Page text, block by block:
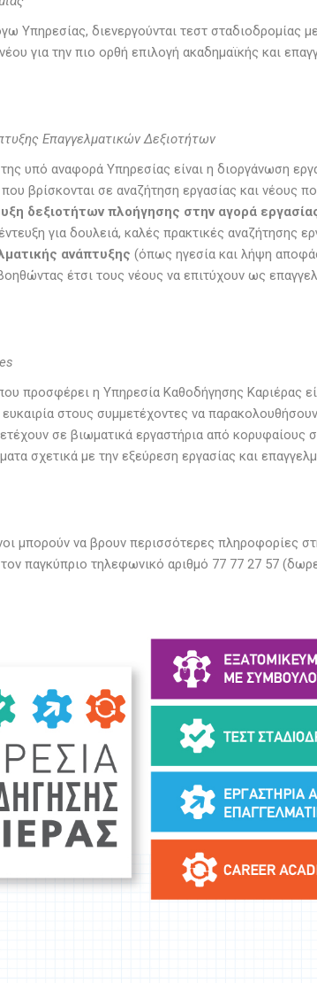
Υπηρεσίας, διενεργούνται τεστ σταδιοδρομίας
για την πιο ορθή επιλογή ακαδημαϊκής και
Επαγγελματικών Δεξιοτήτων
υπό αναφορά Υπηρεσίας είναι η διοργάνωση
βρίσκονται σε αναζήτηση εργασίας και νέους
δεξιοτήτων πλοήγησης στην αγορά
για δουλειά, καλές πρακτικές αναζήτησης
ανάπτυξης (όπως ηγεσία και λήψη
έτσι τους νέους να επιτύχουν ως
προσφέρει η Υπηρεσία Καθοδήγησης Καριέρας
στους συμμετέχοντες να
σε βιωματικά εργαστήρια από κορυφαίους
σχετικά με την εξεύρεση εργασίας και
μπορούν να βρουν περισσότερες πληροφορίες
παγκύπριο τηλεφωνικό αριθμό 77 77 27 57